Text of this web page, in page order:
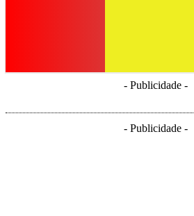
- Publicidade -
- Publicidade -